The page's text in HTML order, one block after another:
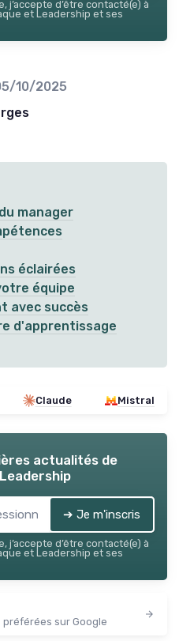
j’accepte d’être contacté(e) à
et Leadership et ses
10/2025
manager
éclairées
équipe
avec succès
d'apprentissage
Claude Mistral
actualités de
➔ Je m'inscris
j’accepte d’être contacté(e) à
et Leadership et ses
sur Google